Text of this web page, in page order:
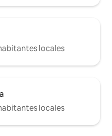
locales
locales